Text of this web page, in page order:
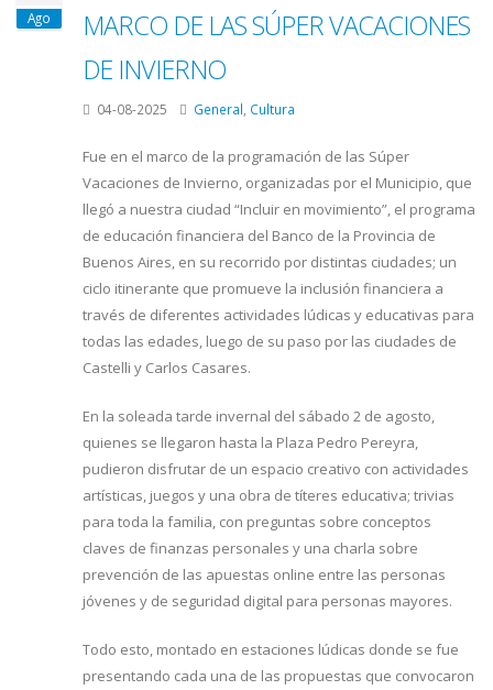
Ago
MARCO DE LAS SÚPER VACACIONES
DE INVIERNO
04-08-2025 General Cultura
Fue en el marco de la programación de las Súper
Vacaciones de Invierno, organizadas por el Municipio, que
llegó a nuestra ciudad “Incluir en movimiento”, el programa
de educación financiera del Banco de la Provincia de
Buenos Aires, en su recorrido por distintas ciudades; un
ciclo itinerante que promueve la inclusión financiera a
través de diferentes actividades lúdicas y educativas para
todas las edades, luego de su paso por las ciudades de
Castelli y Carlos Casares.
En la soleada tarde invernal del sábado 2 de agosto,
quienes se llegaron hasta la Plaza Pedro Pereyra,
pudieron disfrutar de un espacio creativo con actividades
artísticas, juegos y una obra de títeres educativa; trivias
para toda la familia, con preguntas sobre conceptos
claves de finanzas personales y una charla sobre
prevención de las apuestas online entre las personas
jóvenes y de seguridad digital para personas mayores.
Todo esto, montado en estaciones lúdicas donde se fue
presentando cada una de las propuestas que convocaron